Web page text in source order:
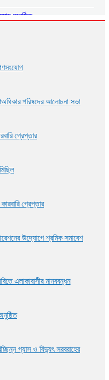
অনুষ্ঠিত
৩৫ লাখ টাকা আত্মসাৎ করে ভারতে
পরিষদের আলোচনা সভা
গ্রেপ্তার
গ্রেপ্তার
উদ্যোগে শ্রমিক সমাবেশ
এলাকাবাসীর মানববন্ধন
গ্যাস ও বিদ্যুৎ সরবরাহের